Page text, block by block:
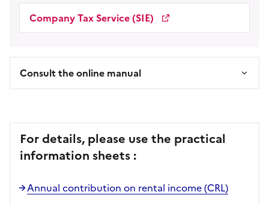
Company Tax Service (SIE)
Consult the online manual
For details, please use the practical
information sheets :
Annual contribution on rental income (CRL)